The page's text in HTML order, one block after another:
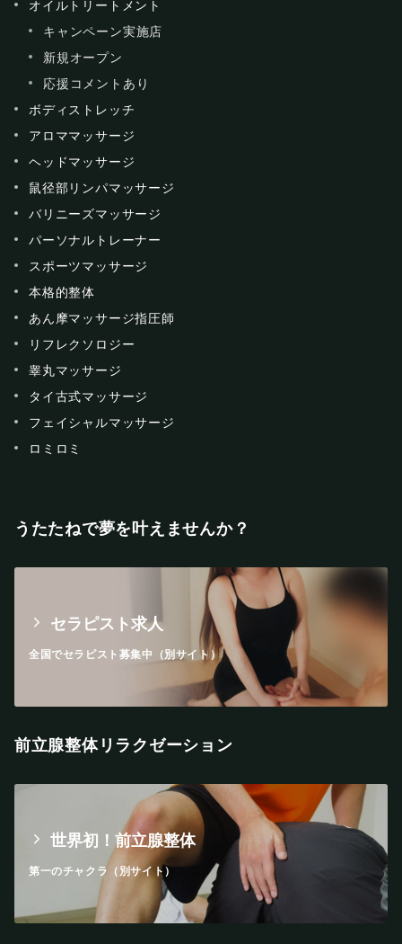
オイルトリートメント
キャンペーン実施店
新規オープン
応援コメントあり
ボディストレッチ
アロママッサージ
ヘッドマッサージ
鼠径部リンパマッサージ
バリニーズマッサージ
パーソナルトレーナー
スポーツマッサージ
本格的整体
あん摩マッサージ指圧師
リフレクソロジー
睾丸マッサージ
タイ古式マッサージ
フェイシャルマッサージ
ロミロミ
うたたねで夢を叶えませんか？
セラピスト求人
全国でセラピスト募集中（別サイト）
前立腺整体リラクゼーション
世界初！前立腺整体
第一のチャクラ（別サイト）